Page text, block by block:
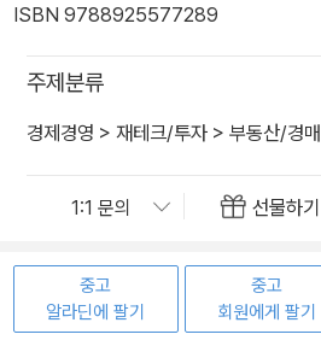
ISBN 9788925577289
주제분류
경제경영 > 재테크/투자 > 부동산/경매
선물하기
중고
알라딘에 팔기
중고
회원에게 팔기